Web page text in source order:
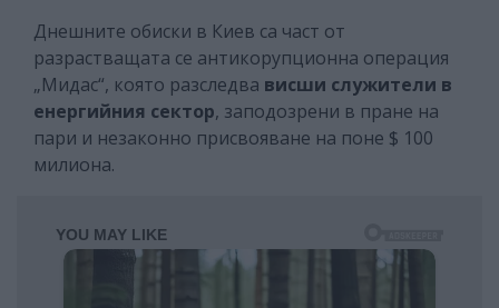
Днешните обиски в Киев са част от
разрастващата се антикорупционна операция
„Мидас“, която разследва висши служители в
енергийния сектор, заподозрени в пране на
пари и незаконно присвояване на поне $ 100
милиона.